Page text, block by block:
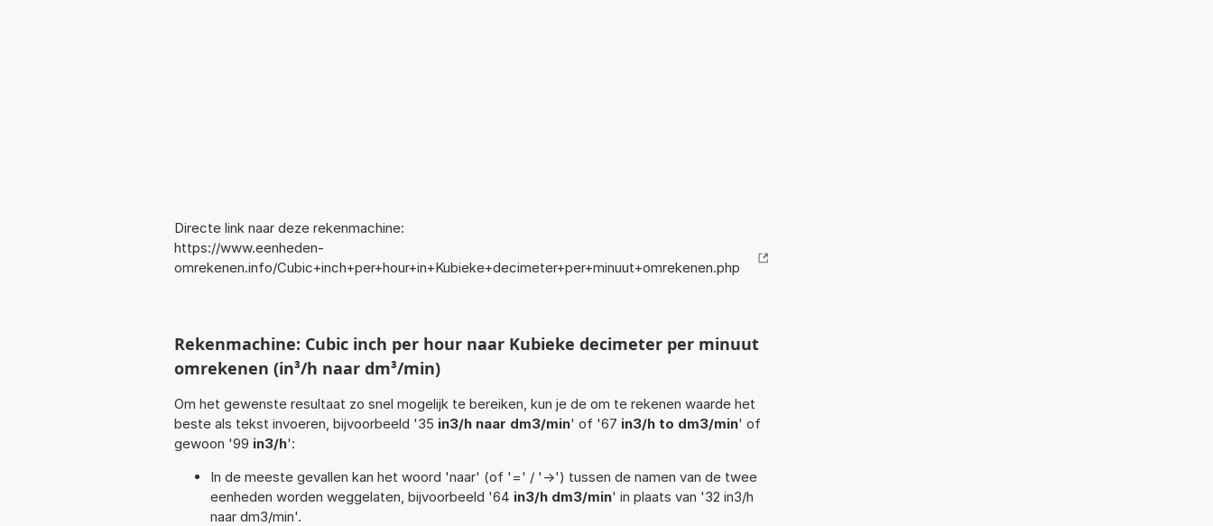
Directe link naar deze rekenmachine:
https://www.eenheden-
omrekenen.info/Cubic+inch+per+hour+in+Kubieke+decimeter+per+minuut+omrekenen.php
Rekenmachine: Cubic inch per hour naar Kubieke decimeter per minuut
omrekenen (in³/h naar dm³/min)
Om het gewenste resultaat zo snel mogelijk te bereiken, kun je de om te rekenen waarde het
beste als tekst invoeren, bijvoorbeeld '35 in3/h naar dm3/min' of '67 in3/h to dm3/min' of
gewoon '99 in3/h':
In de meeste gevallen kan het woord 'naar' (of '=' / '->') tussen de namen van de twee
eenheden worden weggelaten, bijvoorbeeld '64 in3/h dm3/min' in plaats van '32 in3/h
naar dm3/min'.